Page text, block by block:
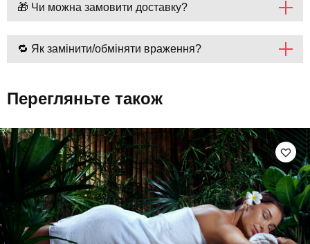
🎁 Чи можна замовити доставку?
🔁 Як замінити/обміняти враження?
Перегляньте також